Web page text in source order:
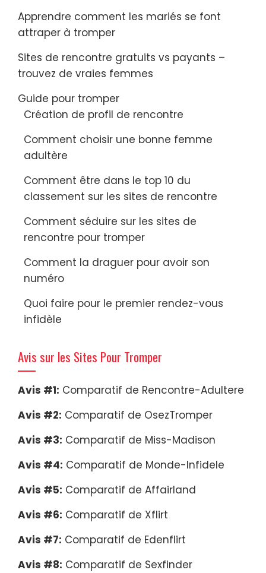
Apprendre comment les mariés se font
attraper à tromper
Sites de rencontre gratuits vs payants –
trouvez de vraies femmes
Guide pour tromper
Création de profil de rencontre
Comment choisir une bonne femme
adultère
Comment être dans le top 10 du
classement sur les sites de rencontre
Comment séduire sur les sites de
rencontre pour tromper
Comment la draguer pour avoir son
numéro
Quoi faire pour le premier rendez-vous
infidèle
Avis sur les Sites Pour Tromper
Avis #1: Comparatif de Rencontre-Adultere
Avis #2: Comparatif de OsezTromper
Avis #3: Comparatif de Miss-Madison
Avis #4: Comparatif de Monde-Infidele
Avis #5: Comparatif de Affairland
Avis #6: Comparatif de Xflirt
Avis #7: Comparatif de Edenflirt
Avis #8: Comparatif de Sexfinder